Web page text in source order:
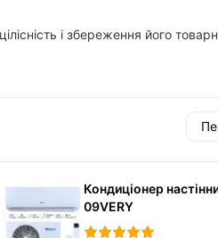
і збереження його
Кондиціонер
09VERY